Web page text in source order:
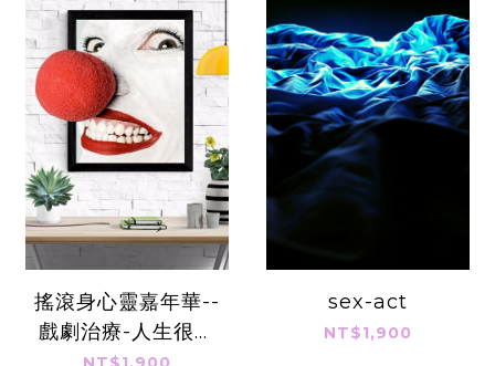
搖滾身心靈嘉年華--
戲劇治療-人生很愛
sex-act
NT$1,900